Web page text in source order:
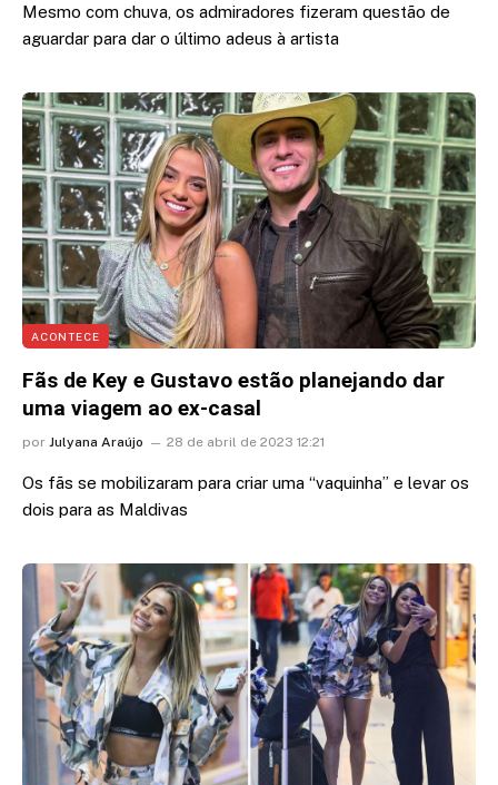
Mesmo com chuva, os admiradores fizeram questão de
aguardar para dar o último adeus à artista
ACONTECE
Fãs de Key e Gustavo estão planejando dar
uma viagem ao ex-casal
por Julyana Araújo 28 de abril de 2023 12:21
Os fãs se mobilizaram para criar uma “vaquinha” e levar os
dois para as Maldivas